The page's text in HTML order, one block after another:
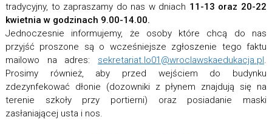
tradycyjny, to zapraszamy do nas w dniach 11-13 oraz 20-22
kwietnia w godzinach 9.00-14.00.
Jednoczesnie informujemy, że osoby które chcą do nas
przyjść proszone są o wcześniejsze zgłoszenie tego faktu
mailowo na adres: sekretariat.lo01@wroclawskaedukacja.pl .
Prosimy również, aby przed wejściem do budynku
zdezynfekować dłonie (dozowniki z płynem znajdują się na
terenie szkoły przy portierni) oraz posiadanie maski
zasłaniającej usta i nos.